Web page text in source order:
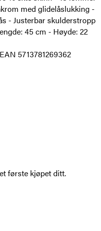
med glidelåslukking -
- Justerbar skulderstropp
45 cm - Høyde: 22
EAN 5713781269362
første kjøpet ditt.